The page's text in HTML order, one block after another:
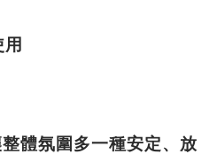
體氛圍多一種安定、放